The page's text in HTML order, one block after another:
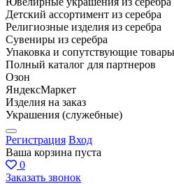
Детский ассортимент из серебра
Религиозные изделия из серебра
Сувениры из серебра
Упаковка и сопутствующие товары
Полный каталог для партнеров
Озон
ЯндексМаркет
Изделия на заказ
Украшения (служебные)
Регистрация Вход
Ваша корзина пуста
0
Заказать звонок